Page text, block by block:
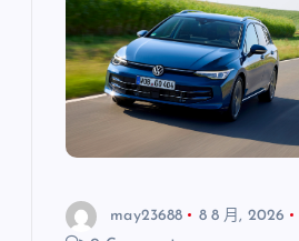
may23688
8 8 月, 2026